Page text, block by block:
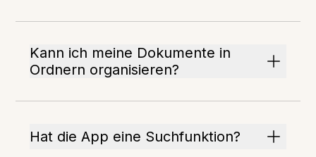
Kann ich meine Dokumente in
Ordnern organisieren?
Hat die App eine Suchfunktion?